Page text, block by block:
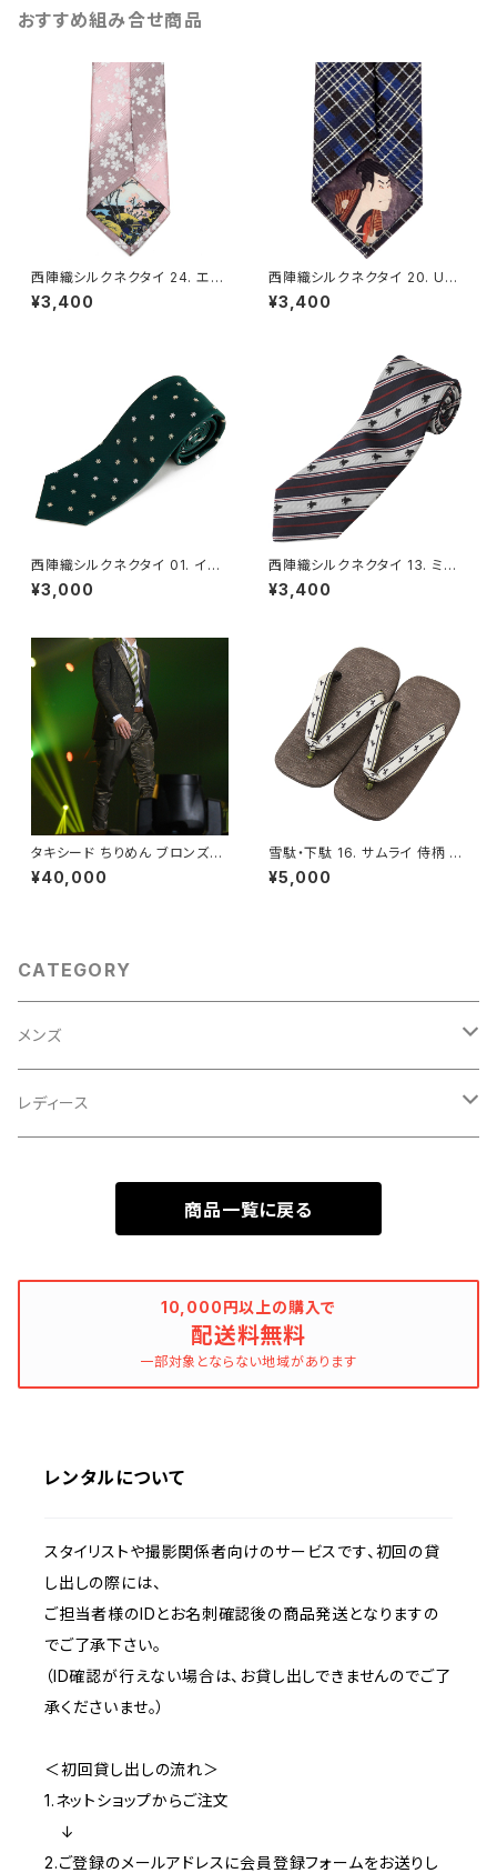
おすすめ組み合せ商品
西陣織シルクネクタイ 24. エタ
ーナルビューティ 花・桜柄 裏地
浮世絵 - FORTUNA Tokyo
¥3,400
西陣織シルクネクタイ 20. UKI
YOE チェック柄 裏地浮世絵 -
FORTUNA Tokyo レンタル
¥3,400
西陣織シルクネクタイ 01. イノ
センス 雪の結晶 小紋柄 - FOR
TUNA Tokyo レンタル
¥3,000
西陣織シルクネクタイ 13. ミラ
クル レジメンタルストライプ ペ
ガサス柄 ネイビーブルー - FO
¥3,400
タキシード ちりめん ブロンズゴ
ールド シングル ジャケット・パン
ツセット カーキ メンズ 48L - F
¥40,000
雪駄・下駄 16. サムライ 侍柄 メ
ンズ フリーサイズ（LL）- FORT
UNA Tokyo レンタル
¥5,000
CATEGORY
メンズ
ネクタイ・ボウタイ・チーフ
レディース
商品一覧に戻る
10,000円以上の購入で
配送料無料
一部対象とならない地域があります
レンタルについて
スタイリストや撮影関係者向けのサービスです、初回の貸
し出しの際には、
ご担当者様のIDとお名刺確認後の商品発送となりますの
でご了承下さい。
（ID確認が行えない場合は、お貸し出しできませんのでご了
承くださいませ。）
＜初回貸し出しの流れ＞
1.ネットショップからご注文
↓
2.ご登録のメールアドレスに会員登録フォームをお送りし